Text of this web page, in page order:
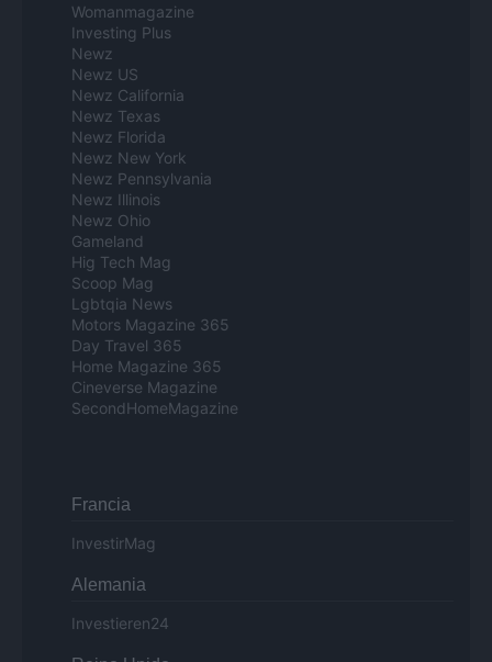
Womanmagazine
Investing Plus
Newz
Newz US
Newz California
Newz Texas
Newz Florida
Newz New York
Newz Pennsylvania
Newz Illinois
Newz Ohio
Gameland
Hig Tech Mag
Scoop Mag
Lgbtqia News
Motors Magazine 365
Day Travel 365
Home Magazine 365
Cineverse Magazine
SecondHomeMagazine
Francia
InvestirMag
Alemania
Investieren24